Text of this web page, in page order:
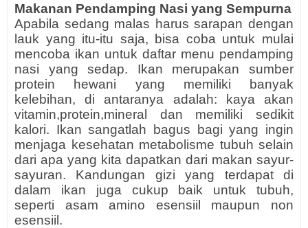
Makanan Pendamping Nasi yang Sempurna
Apabila sedang malas harus sarapan dengan
lauk yang itu-itu saja, bisa coba untuk mulai
mencoba ikan untuk daftar menu pendamping
nasi yang sedap. Ikan merupakan sumber
protein hewani yang memiliki banyak
kelebihan, di antaranya adalah: kaya akan
vitamin,protein,mineral dan memiliki sedikit
kalori. Ikan sangatlah bagus bagi yang ingin
menjaga kesehatan metabolisme tubuh selain
dari apa yang kita dapatkan dari makan sayur-
sayuran. Kandungan gizi yang terdapat di
dalam ikan juga cukup baik untuk tubuh,
seperti asam amino esensiil maupun non
esensiil.